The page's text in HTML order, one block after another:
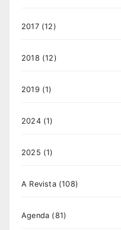
2017(12)
2018 (12)
2019 (1)
2024(1)
2025 (1)
A Revista(108)
Agenda (81)